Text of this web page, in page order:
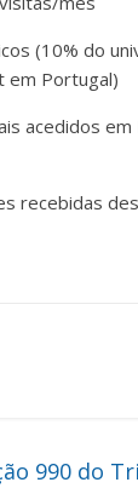
(10% do
em Portugal)
acedidos
recebidas
990 do